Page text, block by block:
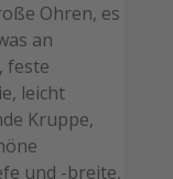
Ohren, es
an
feste
leicht
Kruppe,
und -breite,